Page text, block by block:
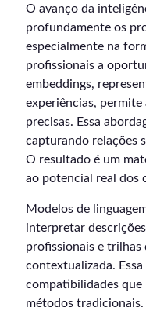
O avanço da
profundamente os
especialmente na
profissionais a
embeddings,
experiências, permite
precisas. Essa
capturando relações
O resultado é um
ao potencial real dos
Modelos de
interpretar
profissionais e trilhas
contextualizada.
compatibilidades que
métodos